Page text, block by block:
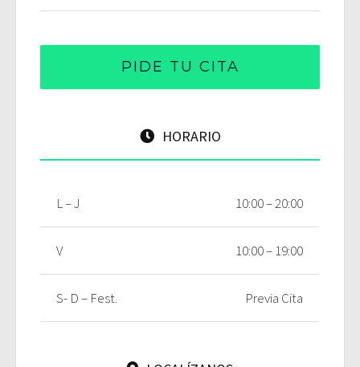
PIDE TU CITA
HORARIO
L – J 10:00 – 20:00
V 10:00 – 19:00
S- D – Fest. Previa Cita